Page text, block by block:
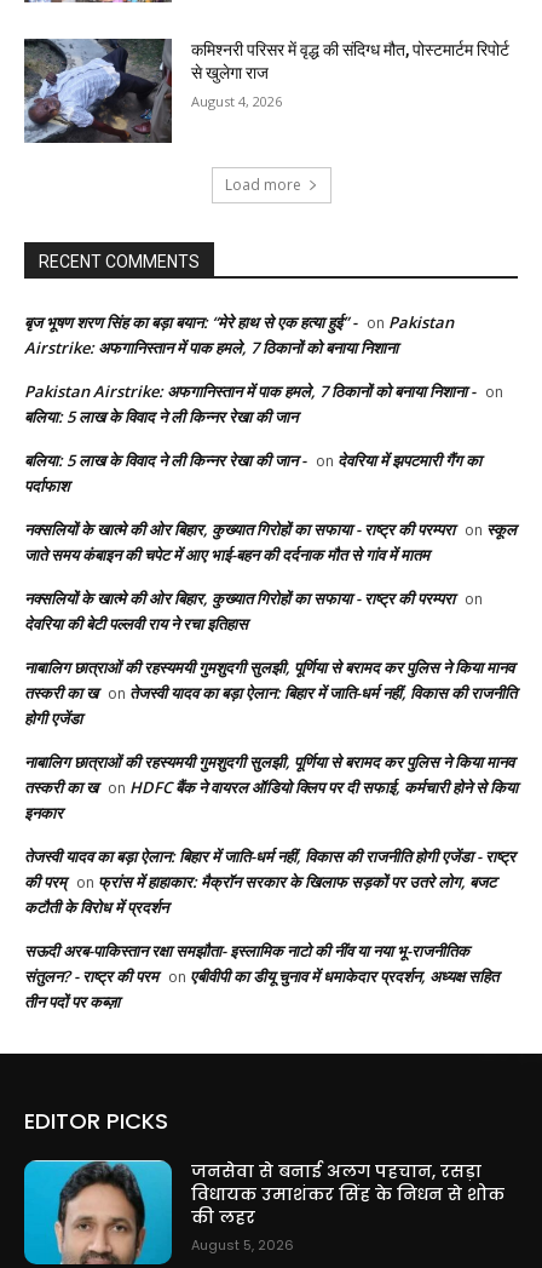
कमिश्नरी परिसर में वृद्ध की संदिग्ध मौत, पोस्टमार्टम रिपोर्ट
से खुलेगा राज
August 4, 2026
Load more
RECENT COMMENTS
बृज भूषण शरण सिंह का बड़ा बयान: “मेरे हाथ से एक हत्या हुई” - on Pakistan
Airstrike: अफगानिस्तान में पाक हमले, 7 ठिकानों को बनाया निशाना
Pakistan Airstrike: अफगानिस्तान में पाक हमले, 7 ठिकानों को बनाया निशाना - on
बलिया: 5 लाख के विवाद ने ली किन्नर रेखा की जान
बलिया: 5 लाख के विवाद ने ली किन्नर रेखा की जान - on देवरिया में झपटमारी गैंग का
पर्दाफाश
नक्सलियों के खात्मे की ओर बिहार, कुख्यात गिरोहों का सफाया - राष्ट्र की परम्परा on स्कूल
जाते समय कंबाइन की चपेट में आए भाई-बहन की दर्दनाक मौत से गांव में मातम
नक्सलियों के खात्मे की ओर बिहार, कुख्यात गिरोहों का सफाया - राष्ट्र की परम्परा on
देवरिया की बेटी पल्लवी राय ने रचा इतिहास
नाबालिग छात्राओं की रहस्यमयी गुमशुदगी सुलझी, पूर्णिया से बरामद कर पुलिस ने किया मानव
तस्करी का ख on तेजस्वी यादव का बड़ा ऐलान: बिहार में जाति-धर्म नहीं, विकास की राजनीति
होगी एजेंडा
नाबालिग छात्राओं की रहस्यमयी गुमशुदगी सुलझी, पूर्णिया से बरामद कर पुलिस ने किया मानव
तस्करी का ख on HDFC बैंक ने वायरल ऑडियो क्लिप पर दी सफाई, कर्मचारी होने से किया
इनकार
तेजस्वी यादव का बड़ा ऐलान: बिहार में जाति-धर्म नहीं, विकास की राजनीति होगी एजेंडा - राष्ट्र
की परम् on फ्रांस में हाहाकार: मैक्रॉन सरकार के खिलाफ सड़कों पर उतरे लोग, बजट
कटौती के विरोध में प्रदर्शन
सऊदी अरब-पाकिस्तान रक्षा समझौता- इस्लामिक नाटो की नींव या नया भू-राजनीतिक
संतुलन? - राष्ट्र की परम on एबीवीपी का डीयू चुनाव में धमाकेदार प्रदर्शन, अध्यक्ष सहित
तीन पदों पर कब्ज़ा
EDITOR PICKS
जनसेवा से बनाई अलग पहचान, रसड़ा
विधायक उमाशंकर सिंह के निधन से शोक
की लहर
August 5, 2026